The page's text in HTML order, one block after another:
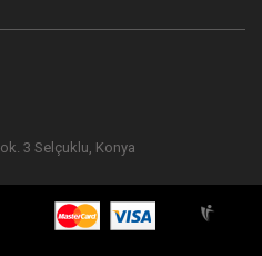
3 Selçuklu, Konya